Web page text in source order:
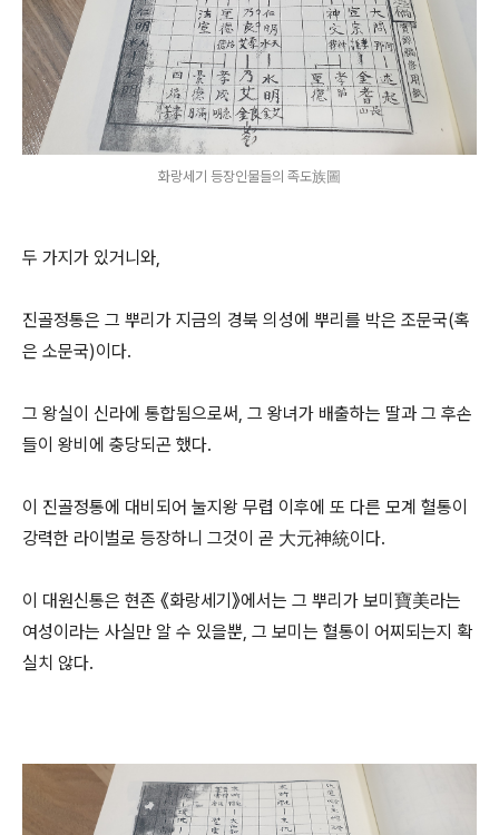
화랑세기 등장인물들의 족도族圖
두 가지가 있거니와,
진골정통은 그 뿌리가 지금의 경북 의성에 뿌리를 박은 조문국(혹
은 소문국)이다.
그 왕실이 신라에 통합됨으로써, 그 왕녀가 배출하는 딸과 그 후손
들이 왕비에 충당되곤 했다.
이 진골정통에 대비되어 눌지왕 무렵 이후에 또 다른 모계 혈통이
강력한 라이벌로 등장하니 그것이 곧 大元神統이다.
이 대원신통은 현존 《화랑세기》에서는 그 뿌리가 보미寶美라는
여성이라는 사실만 알 수 있을뿐, 그 보미는 혈통이 어찌되는지 확
실치 않다.